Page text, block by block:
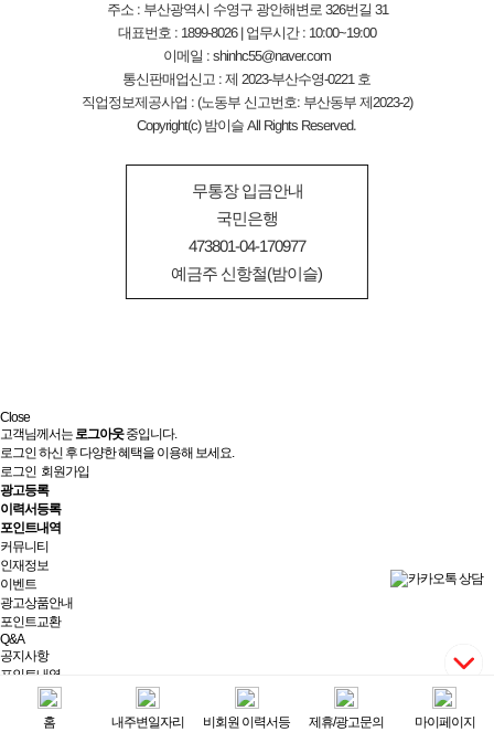
주소 : 부산광역시 수영구 광안해변로 326번길 31
대표번호 : 1899-8026 | 업무시간 : 10:00~19:00
이메일 : shinhc55@naver.com
통신판매업신고 : 제 2023-부산수영-0221 호
직업정보제공사업 : (노동부 신고번호: 부산동부 제2023-2)
Copyright(c) 밤이슬 All Rights Reserved.
무통장 입금안내
국민은행
473801-04-170977
예금주 신항철(밤이슬)
홈 내주변일자리 비회원 이력서등 제휴/광고문의 마이페이지
Close
고객님께서는로그아웃중입니다.
로그인 하신 후 다양한 혜택을 이용해 보세요.
로그인 회원가입
광고등록
이력서등록
포인트내역
커뮤니티
인재정보
이벤트
광고상품안내
포인트교환
Q&A
공지사항
포인트내역
제휴/광고문의
실시간상담